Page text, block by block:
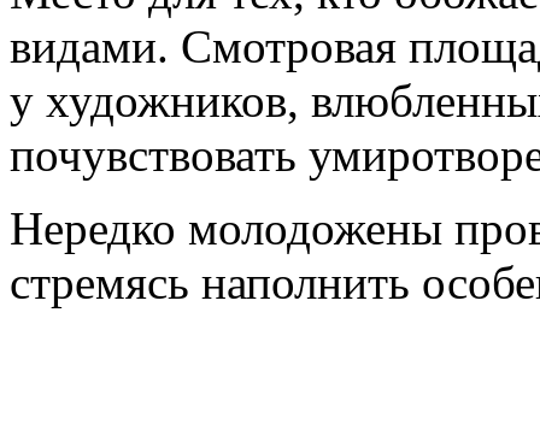
видами. Смотровая
у художников,
почувствовать
Нередко молодожены
стремясь наполнить